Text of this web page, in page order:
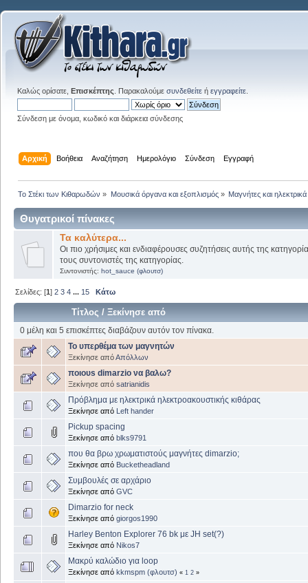
Καλώς ορίσατε, Επισκέπτης . Παρακαλούμε συνδεθείτε ή εγγραφείτε
Σύνδεση με όνομα, κωδικό και διάρκεια σύνδεσης
Αρχική Βοήθεια Αναζήτηση Ημερολόγιο Σύνδεση Εγγραφή
Το Στέκι των Κιθαρωδών » Μουσικά όργανα και εξοπλισμός» Μαγνήτες και ηλεκτρικά
Θυγατρικοί πίνακες
Τα καλύτερα...
Οι πιο χρήσιμες και ενδιαφέρουσες συζητήσεις αυτής της
τους συντονιστές της κατηγορίας.
Συντονιστής: hot_sauce (φλουτσ)
Σελίδες: [1]2 3 4 ... 15 Κάτω
Τίτλος /Ξεκίνησε από
0 μέλη και 5 επισκέπτες διαβάζουν αυτόν τον πίνακα.
To υπερθέμα των μαγνητών
Ξεκίνησε απόΑπόλλων
ποιουs dimarzio να βαλω?
Ξεκίνησε από satrianidis
Πρόβλημα με ηλεκτρικά ηλεκτροακουστικής κιθάρας
Ξεκίνησε από Left hander
Pickup spacing
Ξεκίνησε από blks9791
που θα βρω χρωματιστούς μαγνήτες dimarzio;
Ξεκίνησε από Bucketheadland
Συμβουλές σε αρχάριο
Ξεκίνησε από GVC
Dimarzio for neck
Ξεκίνησε από giorgos1990
Harley Benton Explorer 76 bk με JH set(?)
Ξεκίνησε από Nikos7
Μακρύ καλώδιο για loop
Ξεκίνησε από kkmspm (φλουτσ) « 1 2 »